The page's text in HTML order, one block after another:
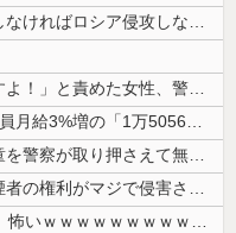
石破茂前総理「ウクライナが核放棄しなければロシア侵攻しなかった」！
【悲報】人助け中の男性を「犯罪ですよ！」と責めた女性、警察が来た瞬間逃...
【速報】人事院、2年連続で国家公務員月給3%増の「1万5056円」引き...
【！】左派「広島平和式典で女子児童を警察が取り押さえて無理矢理、排除し...
【物議】大物インフルエンサー「喫煙者の権利がマジで侵害されてる。いくら...
【悲報】17歳で無期懲役になった奴、怖いｗｗｗｗｗｗｗｗｗｗｗｗｗｗｗ...